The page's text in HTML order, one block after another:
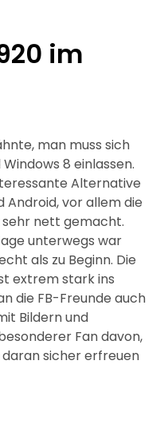
im
man muss sich
8 einlassen.
Alternative
Android, vor allem die
nett gemacht.
unterwegs war
als zu Beginn. Die
extrem stark ins
die FB-Freunde auch
Bildern und
Fan davon,
sicher erfreuen